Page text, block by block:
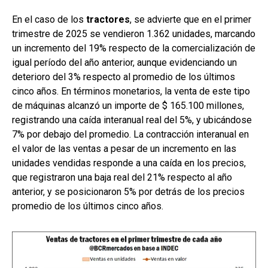
En el caso de los tractores, se advierte que en el primer
trimestre de 2025 se vendieron 1.362 unidades, marcando
un incremento del 19% respecto de la comercialización de
igual período del año anterior, aunque evidenciando un
deterioro del 3% respecto al promedio de los últimos
cinco años. En términos monetarios, la venta de este tipo
de máquinas alcanzó un importe de $ 165.100 millones,
registrando una caída interanual real del 5%, y ubicándose
7% por debajo del promedio. La contracción interanual en
el valor de las ventas a pesar de un incremento en las
unidades vendidas responde a una caída en los precios,
que registraron una baja real del 21% respecto al año
anterior, y se posicionaron 5% por detrás de los precios
promedio de los últimos cinco años.